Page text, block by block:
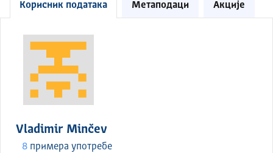
Корисник података Метаподаци Акције
Vladimir Minčev
8 примера употребе